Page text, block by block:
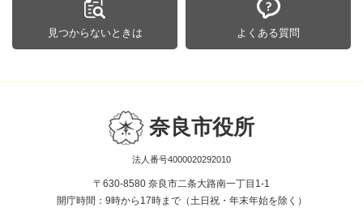
見つからないときは よくある質問
奈良市役所
法人番号4000020292010
〒630-8580 奈良市二条大路南一丁目1-1
開庁時間：9時から17時まで（土日祝・年末年始を除く）